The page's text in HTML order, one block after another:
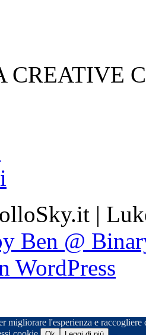
CREATIVE
|
Ben @
WordPress
migliorare l'esperienza e